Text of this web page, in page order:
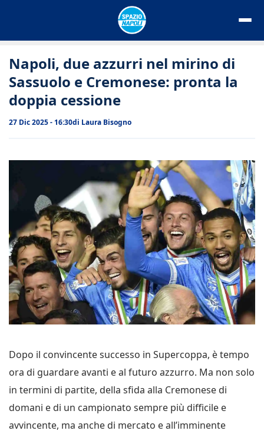
Napoli, due azzurri nel mirino di
Sassuolo e Cremonese: pronta la
doppia cessione
27 Dic 2025 - 16:30di Laura Bisogno
Dopo il convincente successo in Supercoppa, è tempo
ora di guardare avanti e al futuro azzurro. Ma non solo
in termini di partite, della sfida alla Cremonese di
domani e di un campionato sempre più difficile e
avvincente, ma anche di mercato e all’imminente